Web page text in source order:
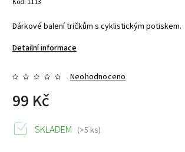
Dárkové balení tričkům s cyklistickým potiskem.
Detailní informace
Neohodnoceno
99 Kč
SKLADEM (>5 ks)